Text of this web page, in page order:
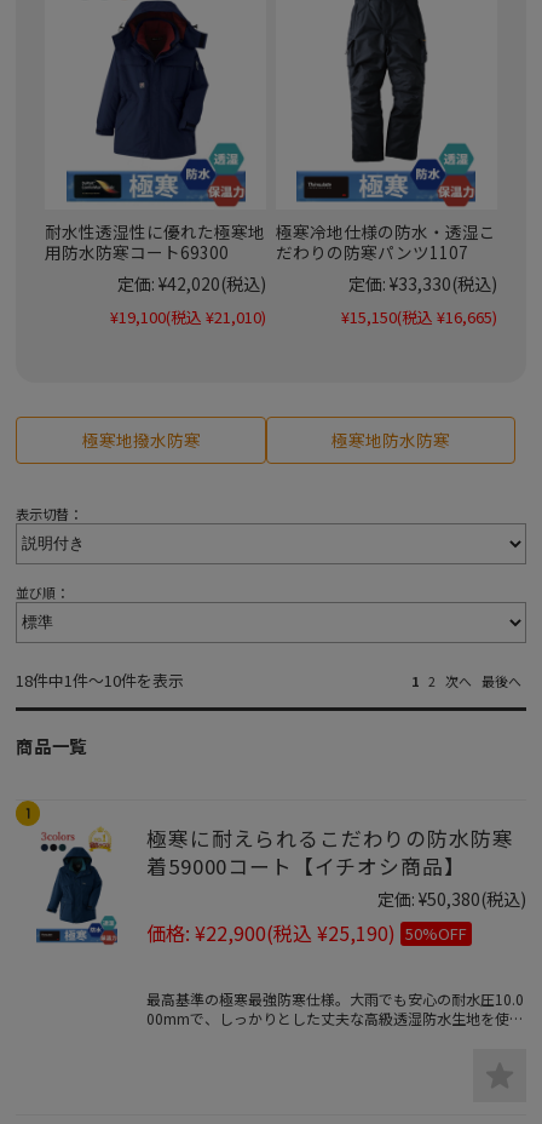
耐水性透湿性に優れた極寒地
用防水防寒コート69300
定価: ¥42,020(税込)
¥19,100(税込 ¥21,010)
極寒冷地仕様の防水・透湿こ
だわりの防寒パンツ1107
定価: ¥33,330(税込)
¥15,150(税込 ¥16,665)
極寒地撥水防寒 極寒地防水防寒
表示切替：
並び順：
18件中1件～10件を表示 1 2 次へ 最後へ
商品一覧
極寒に耐えられるこだわりの防水防寒
着59000コート【イチオシ商品】
定価: ¥50,380(税込)
価格: ¥22,900(税込 ¥25,190) 50%OFF
最高基準の極寒最強防寒仕様。大雨でも安心の耐水圧10.0
00mmで、しっかりとした丈夫な高級透湿防水生地を使用